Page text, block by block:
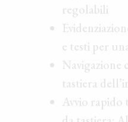
regolabili
e testi per
Navigazione
tastiera
Avvio rapido